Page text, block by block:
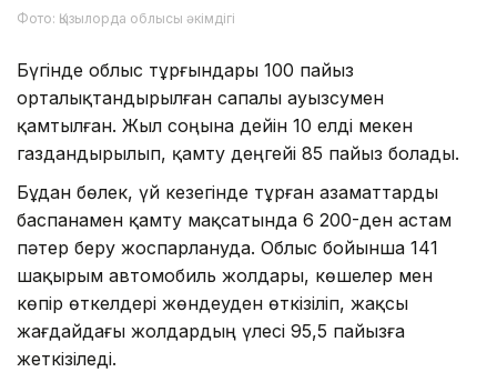
Фото: Қызылорда облысы әкімдігі
Бүгінде облыс тұрғындары 100 пайыз
орталықтандырылған сапалы ауызсумен
қамтылған. Жыл соңына дейін 10 елді мекен
газдандырылып, қамту деңгейі 85 пайыз болады.
Бұдан бөлек, үй кезегінде тұрған азаматтарды
баспанамен қамту мақсатында 6 200-ден астам
пәтер беру жоспарлануда. Облыс бойынша 141
шақырым автомобиль жолдары, көшелер мен
көпір өткелдері жөндеуден өткізіліп, жақсы
жағдайдағы жолдардың үлесі 95,5 пайызға
жеткізіледі.